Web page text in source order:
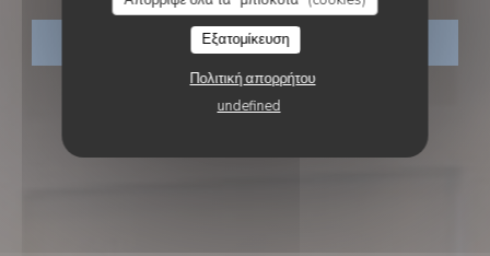
Εξατομίκευση
Πολιτική απορρήτου
undefined
ΚΆΝΤΕ ΚΡΆΤΗΣΗ ΤΡΑΠΕΖΙΟΎ